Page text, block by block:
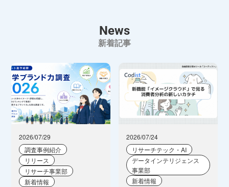
News
新着記事
2026/07/29
調査事例紹介
リリース
リサーチ事業部
新着情報
2026/07/24
リサーチテック・AI
データインテリジェンス
事業部
新着情報